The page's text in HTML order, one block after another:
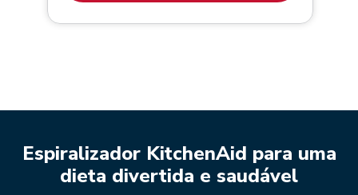
Espiralizador KitchenAid para uma
dieta divertida e saudável